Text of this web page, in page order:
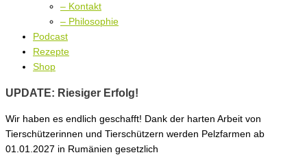
– Kontakt
– Philosophie
Podcast
Rezepte
Shop
UPDATE: Riesiger Erfolg!
Wir haben es endlich geschafft! Dank der harten Arbeit von
Tierschützerinnen und Tierschützern werden Pelzfarmen ab
01.01.2027 in Rumänien gesetzlich